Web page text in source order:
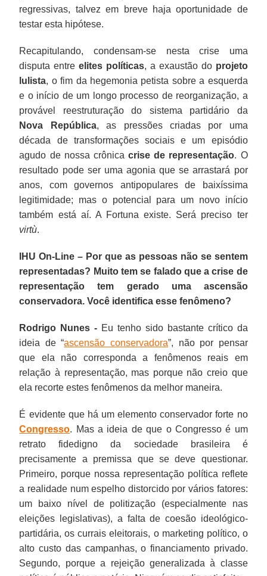
regressivas, talvez em breve haja oportunidade de
testar esta hipótese.
Recapitulando, condensam-se nesta crise uma
disputa entreelites políticas, a exaustão do projeto
lulista, o fim da hegemonia petista sobre a esquerda
e o início de um longo processo de reorganização, a
provável reestruturação do sistema partidário da
Nova República, as pressões criadas por uma
década de transformações sociais e um episódio
agudo de nossa crônicacrise de representação. O
resultado pode ser uma agonia que se arrastará por
anos, com governos antipopulares de baixíssima
legitimidade; mas o potencial para um novo início
também está aí. A Fortuna existe. Será preciso ter
virtù.
IHU On-Line – Por que as pessoas não se sentem
representadas? Muito tem se falado que a crise de
representação tem gerado uma ascensão
conservadora. Você identifica esse fenômeno?
Rodrigo Nunes - Eu tenho sido bastante crítico da
ideia de “ascensão conservadora”, não por pensar
que ela não corresponda a fenômenos reais em
relação à representação, mas porque não creio que
ela recorte estes fenômenos da melhor maneira.
É evidente que há um elemento conservador forte no
Congresso. Mas a ideia de que o Congresso é um
retrato fidedigno da sociedade brasileira é
precisamente a premissa que se deve questionar.
Primeiro, porque nossa representação política reflete
a realidade num espelho distorcido por vários fatores:
um baixo nível de politização (especialmente nas
eleições legislativas), a falta de coesão ideológico-
partidária, os currais eleitorais, o marketing político, o
alto custo das campanhas, o financiamento privado.
Segundo, porque a rejeição generalizada à classe